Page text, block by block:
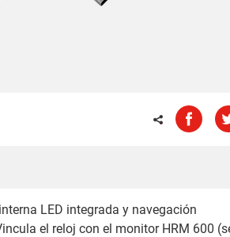
LED integrada y navegación
el reloj con el monitor HRM 600